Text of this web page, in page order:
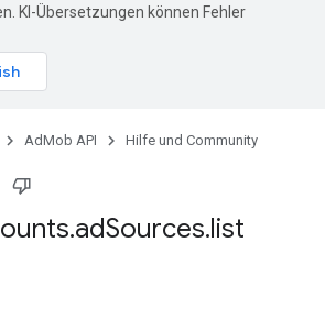
KI-Übersetzungen können Fehler
AdMob API Hilfe und Community
.adSources.list